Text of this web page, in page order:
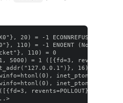
20) = -1 ECONNREFUSED
X0"}, 110) = -1 ENOENT (No such
110) = 0
1, 5000) = 1 ([{fd=3,
16) = 0
revents=POLLOUT}])